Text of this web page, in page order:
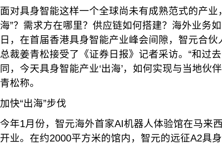
面对具身智能这样一个全球尚未有成熟范式的产业
海”？需求方在哪里？供应链如何搭建？海外业务
日，在首届香港具身智能产业峰会间隙，智元合
总裁姜青松接受了《证券日报》记者采访。“和过
同，今天具身智能产业‘出海’，如何实现与当地伙
青松称。
加快“出海”步伐
今年1月份，智元海外首家AI机器人体验馆在马来
开业。在约2000平方米的馆内，智元的远征A2具